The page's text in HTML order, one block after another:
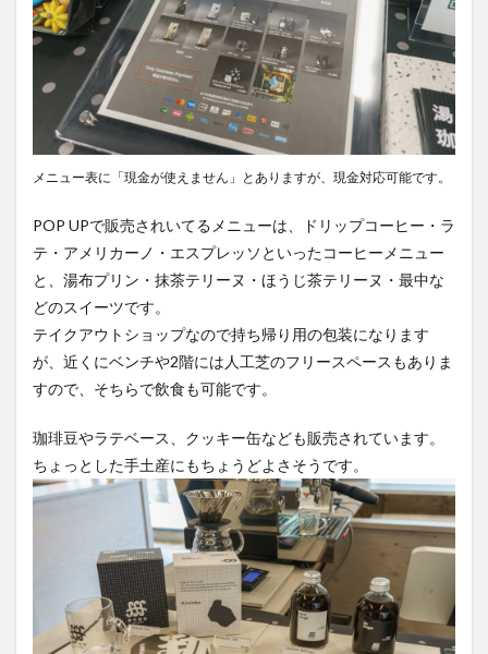
メニュー表に「現金が使えません」とありますが、現金対応可能です。
POP UPで販売されいてるメニューは、ドリップコーヒー・ラ
テ・アメリカーノ・エスプレッソといったコーヒーメニュー
と、湯布プリン・抹茶テリーヌ・ほうじ茶テリーヌ・最中な
どのスイーツです。
テイクアウトショップなので持ち帰り用の包装になります
が、近くにベンチや2階には人工芝のフリースペースもありま
すので、そちらで飲食も可能です。
珈琲豆やラテベース、クッキー缶なども販売されています。
ちょっとした手土産にもちょうどよさそうです。